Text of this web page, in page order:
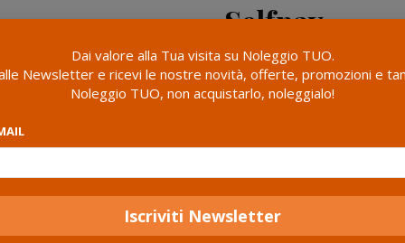
Selfpay
Rata Mese min.
di
Kiosk
Condividere
Dai valore alla Tua visita su Noleggio TUO.
Newsletter e ricevi le nostre novità, offerte, promozioni e
Noleggio TUO, non acquistarlo, noleggialo!